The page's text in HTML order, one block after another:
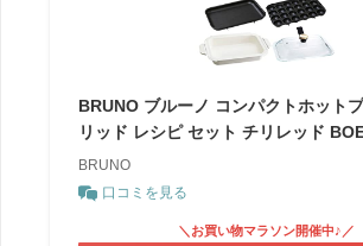
BRUNO ブルーノ コンパクトホット
リッド レシピ セット チリレッド
BRUNO
口コミを見る
＼お買い物マラソン開催中♪／